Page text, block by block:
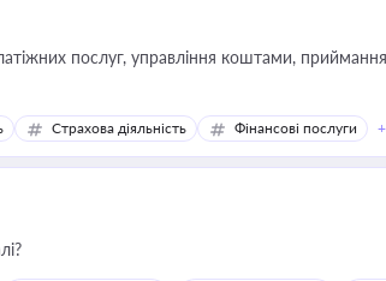
платежів та дотримання
Страхова діяльність Фінансові послуги